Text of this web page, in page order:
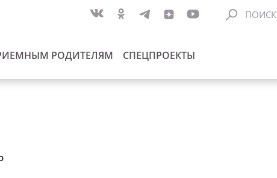
РОДИТЕЛЯМ СПЕЦПРОЕКТЫ
ПОИСК